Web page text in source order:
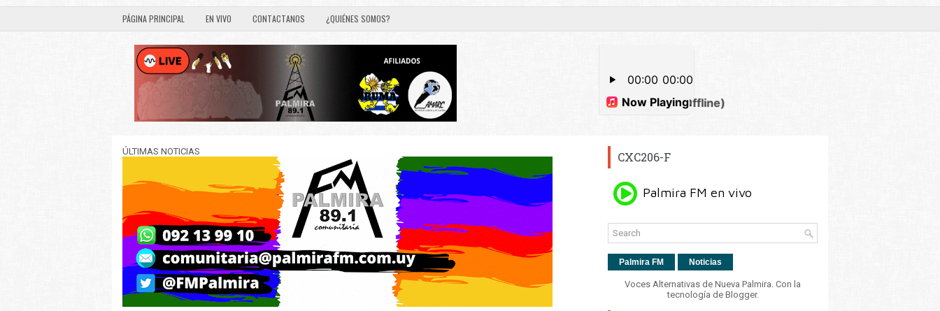
PÁGINA PRINCIPAL EN VIVO CONTACTANOS ¿QUIÉNES SOMOS?
ÚLTIMAS NOTICIAS CXC206-F
Palmira FM Noticias
Voces Alternativas de Nueva Palmira. Con la
tecnología de Blogger.